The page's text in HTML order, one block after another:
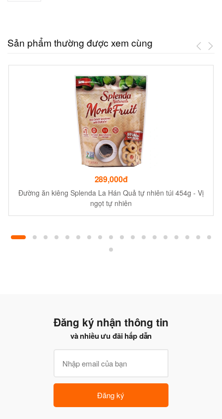
Sản phẩm thường được xem cùng
289,000đ
Đường ăn kiêng Splenda La Hán Quả tự nhiên túi 454g - Vị
ngọt tự nhiên
Đăng ký nhận thông tin
và nhiều ưu đãi hấp dẫn
Đăng ký